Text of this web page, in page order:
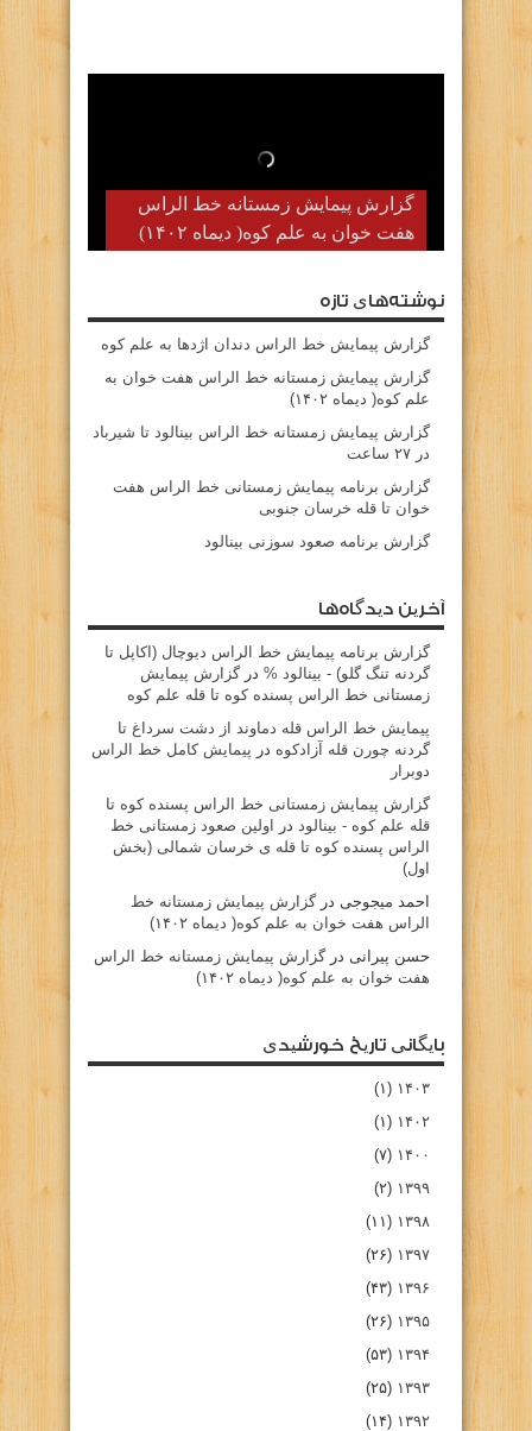
گزارش پیمایش زمستانه خط الراس
هفت خوان به علم کوه( دیماه ۱۴۰۲)
نوشته‌های تازه
گزارش پیمایش خط الراس دندان اژدها به علم کوه
گزارش پیمایش زمستانه خط الراس هفت خوان به
علم کوه( دیماه ۱۴۰۲)
گزارش پیمایش زمستانه خط الراس بینالود تا شیرباد
در ۲۷ ساعت
گزارش برنامه پیمایش زمستانی خط الراس هفت
خوان تا قله خرسان جنوبی
گزارش برنامه صعود سوزنی بینالود
آخرین دیدگاه‌ها
گزارش برنامه پيمايش خط الراس ديوچال (اكاپل تا
گردنه تنگ گلو) - بينالود % درگزارش پیمایش
زمستانی خط الراس پسنده کوه تا قله علم کوه
پيمايش خط الراس قله دماوند از دشت سرداغ تا
گردنه چورن قله آزادكوه در پیمایش کامل خط الراس
دوبرار
گزارش پیمایش زمستانی خط الراس پسنده کوه تا
قله علم کوه - بينالود در
اولین صعود زمستانی خط
الراس پسنده کوه تا قله ی خرسان شمالی (بخش
اول)
احمد میجوجی درگزارش پیمایش زمستانه خط
الراس هفت خوان به علم کوه( دیماه ۱۴۰۲)
حسن پیرانی درگزارش پیمایش زمستانه خط الراس
هفت خوان به علم کوه( دیماه ۱۴۰۲)
بایگانی تاریخ خورشیدی
۱۴۰۳ (۱)
۱۴۰۲ (۱)
۱۴۰۰ (۷)
۱۳۹۹ (۲)
۱۳۹۸ (۱۱)
۱۳۹۷ (۲۶)
۱۳۹۶ (۴۳)
۱۳۹۵ (۲۶)
۱۳۹۴ (۵۳)
۱۳۹۳ (۲۵)
۱۳۹۲ (۱۴)